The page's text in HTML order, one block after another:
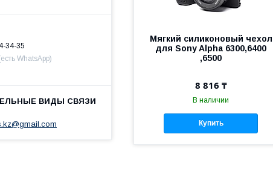
Мягкий силиконовый чехол
для Sony Alpha 6300,6400
,6500
8 816 ₸
В наличии
Купить
34-35
WhatsApp)